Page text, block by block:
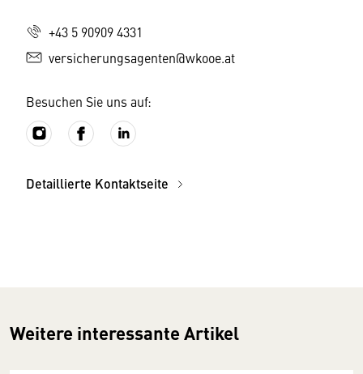
+43 5 90909 4331
versicherungsagenten@wkooe.at
Besuchen Sie uns auf:
Detaillierte Kontaktseite
Weitere interessante Artikel